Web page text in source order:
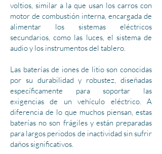
voltios, similar a la que usan los carros con
motor de combustión interna, encargada de
alimentar los sistemas eléctricos
secundarios, como las luces, el sistema de
audio y los instrumentos del tablero.
Las baterías de iones de litio son conocidas
por su durabilidad y robustez, diseñadas
específicamente para soportar las
exigencias de un vehículo eléctrico. A
diferencia de lo que muchos piensan, estas
baterías no son frágiles y están preparadas
para largos periodos de inactividad sin sufrir
daños significativos.